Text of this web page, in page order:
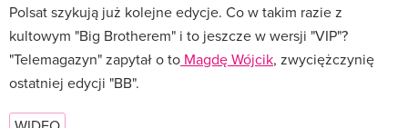
Polsat szykują już kolejne edycje. Co w takim razie z
kultowym "Big Brotherem" i to jeszcze w wersji "VIP"?
"Telemagazyn" zapytał o to Magdę Wójcik, zwyciężczynię
ostatniej edycji "BB".